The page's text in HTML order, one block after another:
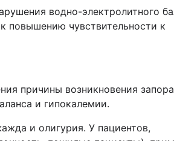
водно-электролитного
повышению чувствительности к
причины возникновения
и гипокалемии.
и олигурия. У пациентов,